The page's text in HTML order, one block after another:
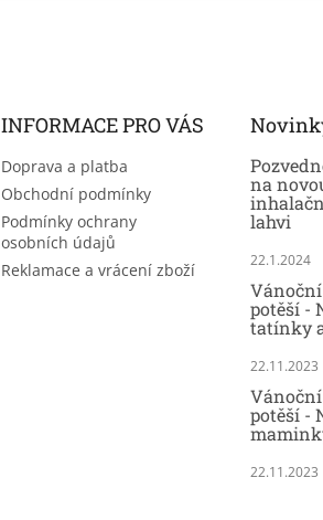
INFORMACE PRO VÁS
Doprava a platba
Obchodní podmínky
Podmínky ochrany
osobních údajů
Reklamace a vrácení zboží
na
lahvi
22.1.2024
potěší -
tatínky
22.11.2023
potěší -
22.11.2023